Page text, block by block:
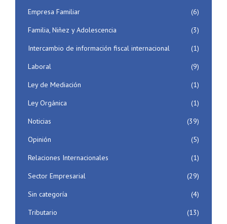
Empresa Familiar
(6)
Familia, Niñez y Adolescencia
(3)
Intercambio de información fiscal internacional
(1)
Laboral
(9)
Ley de Mediación
(1)
Ley Orgánica
(1)
Noticias
(39)
Opinión
(5)
Relaciones Internacionales
(1)
Sector Empresarial
(29)
Sin categoría
(4)
Tributario
(13)